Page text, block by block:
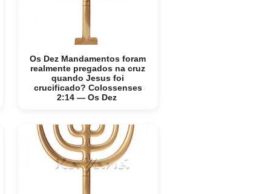
Os Dez Mandamentos foram
realmente pregados na cruz
quando Jesus foi
crucificado? Colossenses
2:14 — Os Dez